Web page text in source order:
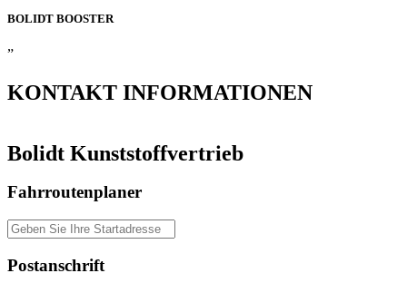
BOLIDT BOOSTER
”
KONTAKT INFORMATIONEN
Bolidt Kunststoffvertrieb
Fahrroutenplaner
Postanschrift